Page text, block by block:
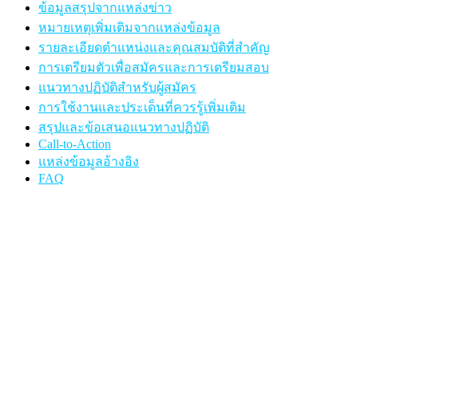
ข้อมูลสรุปจากแหล่งข่าว
หมายเหตุเพิ่มเติมจากแหล่งข้อมูล
รายละเอียดตำแหน่งและคุณสมบัติที่สำคัญ
การเตรียมตัวเพื่อสมัครและการเตรียมสอบ
แนวทางปฏิบัติสำหรับผู้สมัคร
การใช้งานและประเด็นที่ควรรู้เพิ่มเติม
สรุปและข้อเสนอแนวทางปฏิบัติ
Call-to-Action
แหล่งข้อมูลอ้างอิง
FAQ